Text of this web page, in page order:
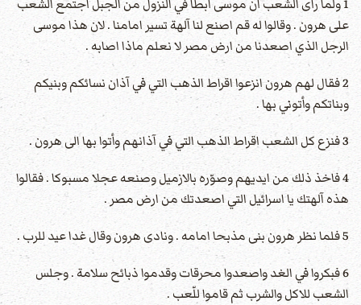
1 ولما رأى الشعب ان موسى ابطأ في النزول من الجبل اجتمع الشعب
على هرون . وقالوا له قم اصنع لنا آلهة تسير امامنا . لان هذا موسى
الرجل الذي اصعدنا من ارض مصر لا نعلم ماذا اصابه .
2 فقال لهم هرون انزعوا اقراط الذهب التي في آذان نسائكم وبنيكم
وبناتكم وأتوني بها .
3 فنزع كل الشعب اقراط الذهب التي في آذانهم وأتوا بها الى هرون .
4 فاخذ ذلك من ايديهم وصوّره بالازميل وصنعه عجلا مسبوكا . فقالوا
هذه آلهتك يا اسرائيل التي اصعدتك من ارض مصر .
5 فلما نظر هرون بنى مذبحا امامه . ونادى هرون وقال غدا عيد للرب .
6 فبكروا في الغد واصعدوا محرقات وقدموا ذبائح سلامة . وجلس
الشعب للاكل والشرب ثم قاموا للّعب .